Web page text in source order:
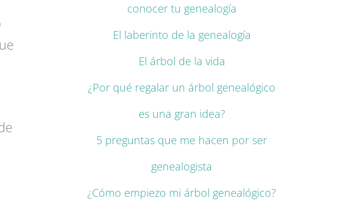
conocer tu genealogía
El laberinto de la genealogía
El árbol de la vida
¿Por qué regalar un árbol genealógico
es una gran idea?
5 preguntas que me hacen por ser
genealogista
¿Cómo empiezo mi árbol genealógico?